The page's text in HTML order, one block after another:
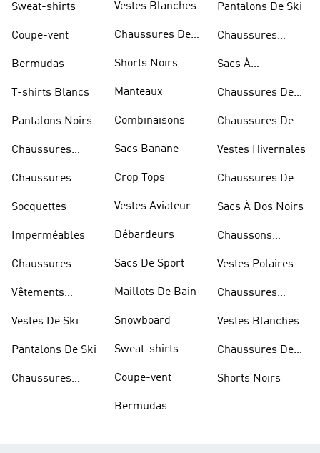
Sweat-shirts
Coupe-vent
Bermudas
T-shirts Blancs
Pantalons Noirs
Chaussures
Chaussures
Socquettes
Imperméables
Chaussures
Vêtements
Vestes De Ski
Pantalons De Ski
Chaussures
Vestes Blanches
Chaussures De
Shorts Noirs
Manteaux
Combinaisons
Sacs Banane
Crop Tops
Vestes Aviateur
Débardeurs
Sacs De Sport
Maillots De Bain
Snowboard
Sweat-shirts
Coupe-vent
Bermudas
Pantalons De Ski
Chaussures
Sacs À
Chaussures De
Chaussures De
Vestes Hivernales
Chaussures De
Sacs À Dos Noirs
Chaussons
Vestes Polaires
Chaussures
Vestes Blanches
Chaussures De
Shorts Noirs